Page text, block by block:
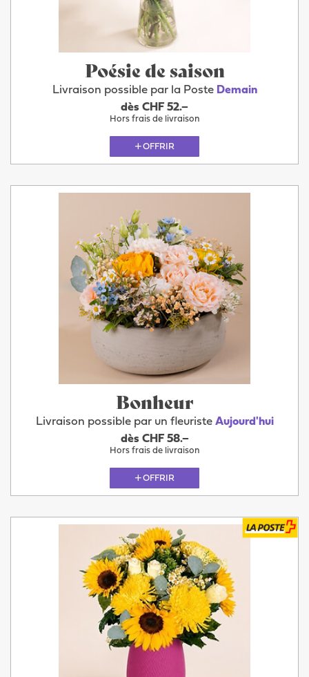
Poésie de saison
Livraison possible par la Poste Demain
dès CHF 52.–
Hors frais de livraison
OFFRIR
Bonheur
Livraison possible par un fleuriste Aujourd'hui
dès CHF 58.–
Hors frais de livraison
OFFRIR